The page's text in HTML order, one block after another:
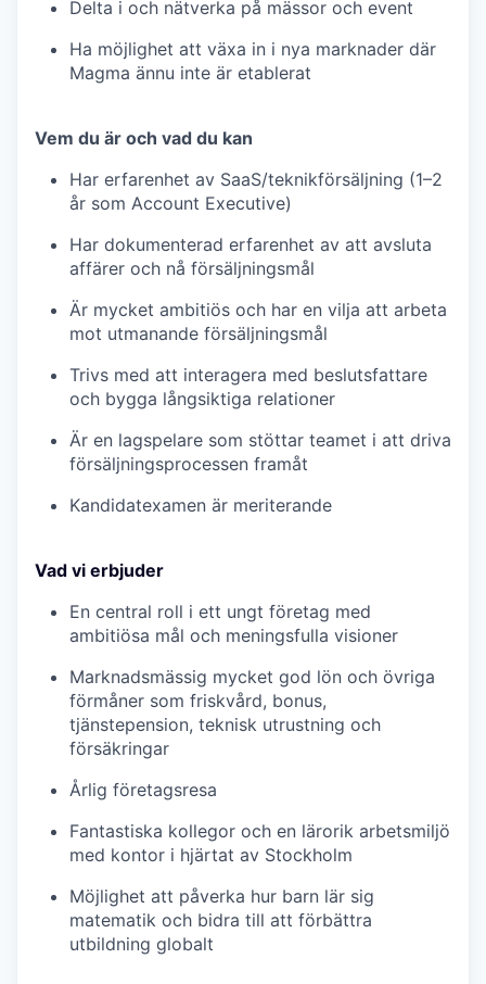
Delta i och nätverka på mässor och event
Ha möjlighet att växa in i nya marknader där
Magma ännu inte är etablerat
Vem du är och vad du kan
Har erfarenhet av SaaS/teknikförsäljning (1–2
år som Account Executive)
Har dokumenterad erfarenhet av att avsluta
affärer och nå försäljningsmål
Är mycket ambitiös och har en vilja att arbeta
mot utmanande försäljningsmål
Trivs med att interagera med beslutsfattare
och bygga långsiktiga relationer
Är en lagspelare som stöttar teamet i att driva
försäljningsprocessen framåt
Kandidatexamen är meriterande
Vad vi erbjuder
En central roll i ett ungt företag med
ambitiösa mål och meningsfulla visioner
Marknadsmässig mycket god lön och övriga
förmåner som friskvård, bonus,
tjänstepension, teknisk utrustning och
försäkringar
Årlig företagsresa
Fantastiska kollegor och en lärorik arbetsmiljö
med kontor i hjärtat av Stockholm
Möjlighet att påverka hur barn lär sig
matematik och bidra till att förbättra
utbildning globalt